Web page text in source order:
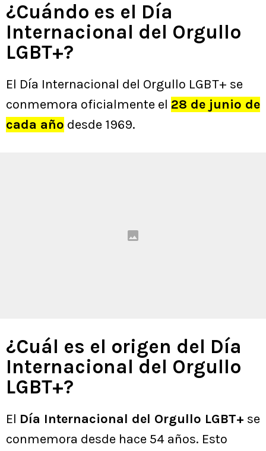
¿Cuándo es el Día
Internacional del Orgullo
LGBT+?
El Día Internacional del Orgullo LGBT+ se
conmemora oficialmente el 28 de junio de
cada año desde 1969.
¿Cuál es el origen del Día
Internacional del Orgullo
LGBT+?
El Día Internacional del Orgullo LGBT+ se
conmemora desde hace 54 años. Esto